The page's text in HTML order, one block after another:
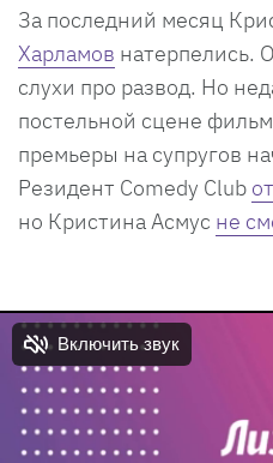
За последний месяц
Харламов натерпелись.
слухи про развод. Но
постельной сцене
премьеры на супругов
Резидент Comedy Club
но Кристина Асмус не